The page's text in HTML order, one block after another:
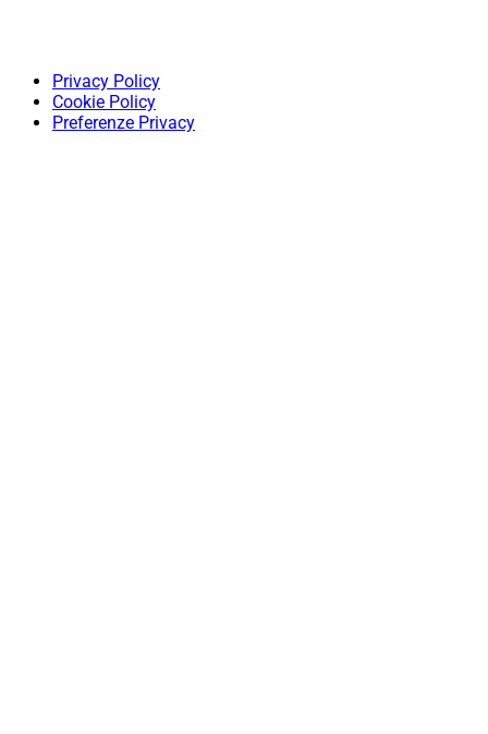
Privacy Policy
Cookie Policy
Preferenze Privacy